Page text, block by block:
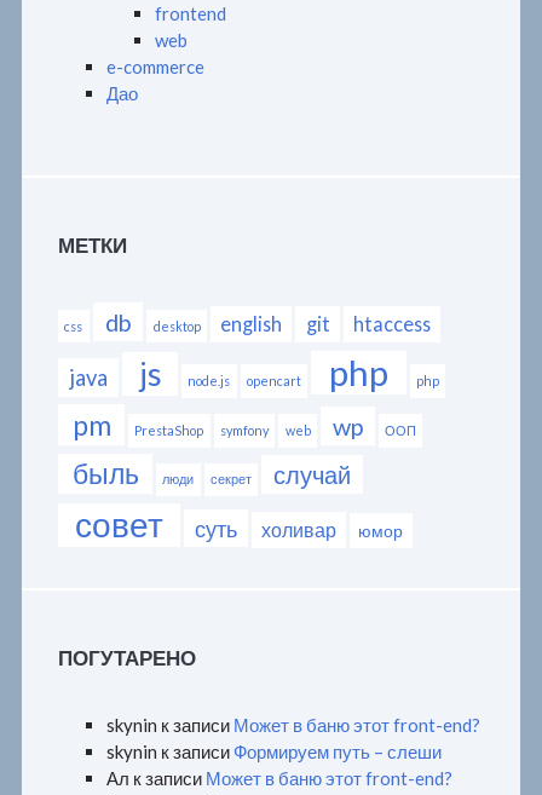
frontend
web
e-commerce
Дао
МЕТКИ
css db desktop english git htaccess
java js node.js opencart php php
pm PrestaShop symfony web wp ООП
быль люди секрет случай
совет суть холивар юмор
ПОГУТАРЕНО
skynin к записи Может в баню этот front-end?
skynin к записи Формируем путь – слеши
Ал к записи Может в баню этот front-end?